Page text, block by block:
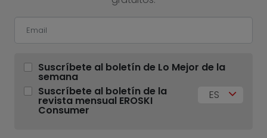
Suscríbete al boletín de Lo Mejor de la
semana
Suscríbete al boletín de la
revista mensual EROSKI
Consumer
ES